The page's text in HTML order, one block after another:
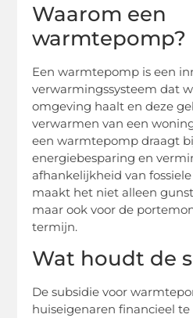
Waarom een
warmtepomp?
Een warmtepomp is een
verwarmingssysteem dat
omgeving haalt en deze
verwarmen van een
een warmtepomp draagt
energiebesparing en
afhankelijkheid van
maakt het niet alleen
maar ook voor de
termijn.
Wat houdt de
De subsidie voor
huiseigenaren financieel